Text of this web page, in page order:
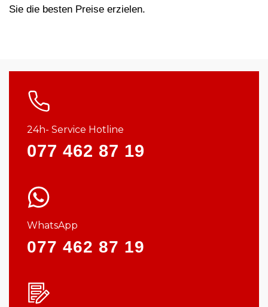
Sie die besten Preise erzielen.
24h- Service Hotline
077 462 87 19
WhatsApp
077 462 87 19